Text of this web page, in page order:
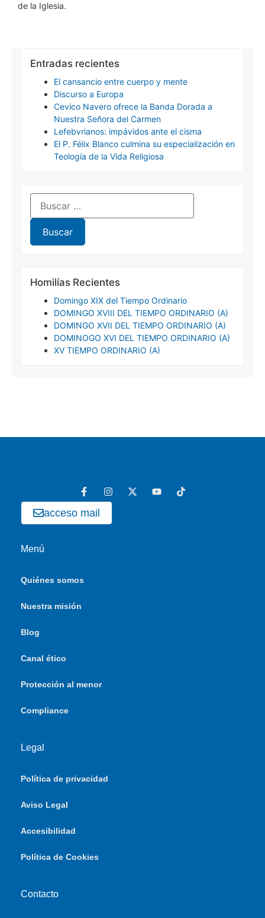
de la Iglesia.
Entradas recientes
El cansancio entre cuerpo y mente
Discurso a Europa
Cevico Navero ofrece la Banda Dorada a
Nuestra Señora del Carmen
Lefebvrianos: impávidos ante el cisma
El P. Félix Blanco culmina su especialización en
Teología de la Vida Religiosa
Homilías Recientes
Domingo XIX del Tiempo Ordinario
DOMINGO XVIII DEL TIEMPO ORDINARIO (A)
DOMINGO XVII DEL TIEMPO ORDINARIO (A)
DOMINOGO XVI DEL TIEMPO ORDINARIO (A)
XV TIEMPO ORDINARIO (A)
acceso mail
Menú
Quiénes somos
Nuestra misión
Blog
Canal ético
Protección al menor
Compliance
Legal
Política de privacidad
Aviso Legal
Accesibilidad
Política de Cookies
Contacto